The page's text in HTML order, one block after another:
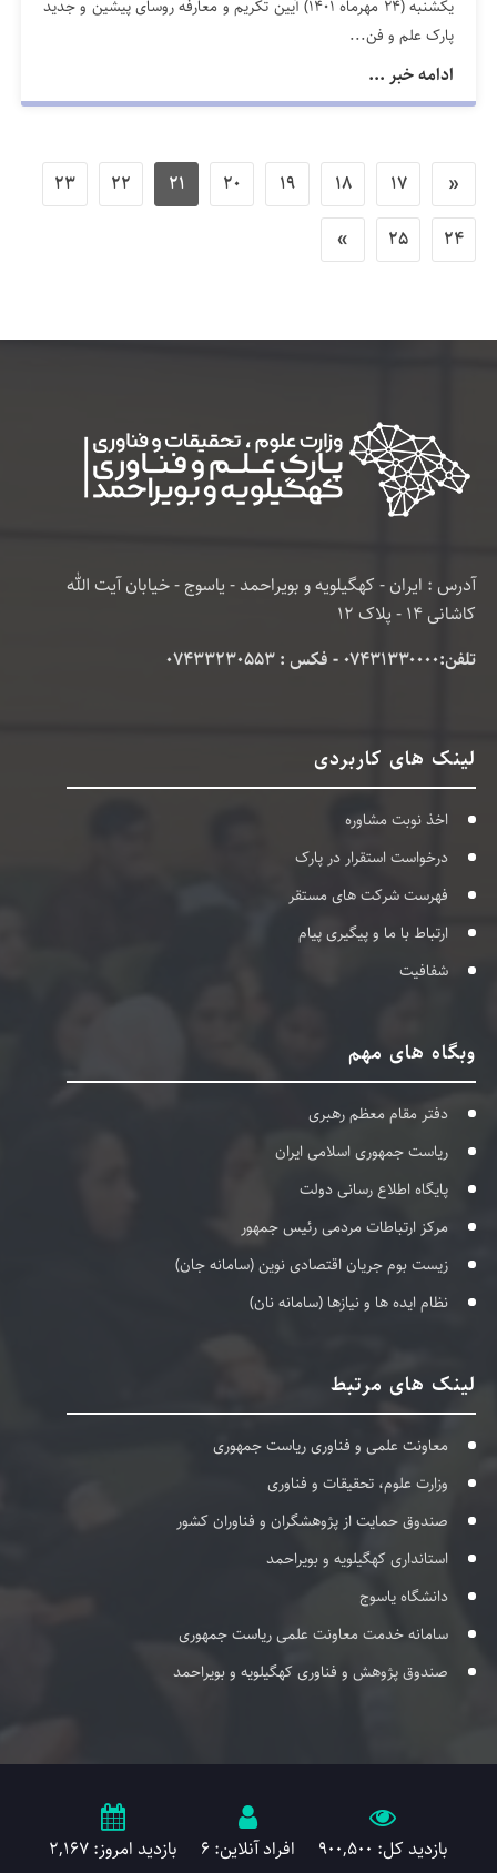
یکشنبه (24 مهرماه 1401) آیین تکریم و معارفه روسای پیشین و جدید
پارک علم و فن...
ادامه خبر ...
«
17
18
19
20
21
22
23
24
25
»
آدرس : ایران - کهگیلویه و بویراحمد - یاسوج - خیابان آیت الله
کاشانی 14 - پلاک 12
تلفن:۰۷۴۳۱۳۳۰۰۰۰ - فکس : 07433230553
لینک های کاربردی
اخذ نوبت مشاوره
درخواست استقرار در پارک
فهرست شرکت های مستقر
ارتباط با ما و پیگیری پیام
شفافیت
وبگاه های مهم
دفتر مقام معظم رهبری
ریاست جمهوری اسلامی ایران
پایگاه اطلاع رسانی دولت
مرکز ارتباطات مردمی رئیس جمهور
زیست بوم جریان اقتصادی نوین (سامانه جان)
نظام ایده ها و نیازها (سامانه نان)
لینک های مرتبط
معاونت علمی و فناوری ریاست جمهوری
وزارت علوم، تحقیقات و فناوری
صندوق حمایت از پژوهشگران و فناوران کشور
استانداری کهگیلویه و بویراحمد
دانشگاه یاسوج
سامانه خدمت معاونت علمی ریاست جمهوری
صندوق پژوهش و فناوری کهگیلویه و بویراحمد
بازدید کل: 900,500 افراد آنلاین: 6 بازدید امروز: 2,167